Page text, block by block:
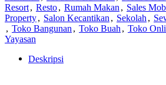
Resort, Resto, Rumah Makan , Sales
Property, Salon Kecantikan , Sekolah ,
, Toko Bangunan , Toko Buah , Toko
Yayasan
Deskripsi